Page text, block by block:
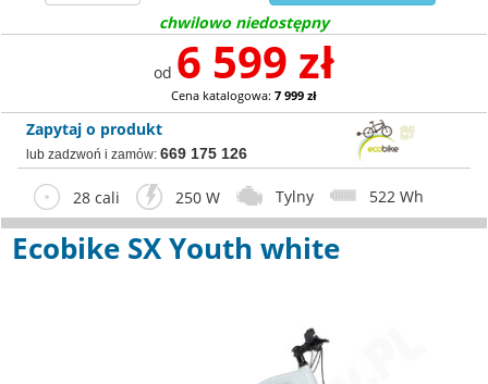
chwilowo niedostępny
od 6 599 zł
Cena katalogowa: 7 999 zł
Zapytaj o produkt
lub zadzwoń i zamów: 669 175 126
28 cali 250 W Tylny 522 Wh
Ecobike SX Youth white